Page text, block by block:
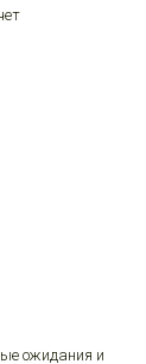
ожидания и